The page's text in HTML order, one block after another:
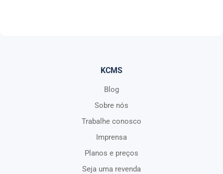
KCMS
Blog
Sobre nós
Trabalhe conosco
Imprensa
Planos e preços
Seja uma revenda